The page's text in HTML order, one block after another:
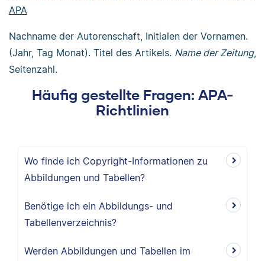
APA
Nachname der Autorenschaft, Initialen der Vornamen.
(Jahr, Tag Monat). Titel des Artikels. Name der Zeitung,
Seitenzahl.
Häufig gestellte Fragen: APA-
Richtlinien
Wo finde ich Copyright-Informationen zu
Abbildungen und Tabellen?
Benötige ich ein Abbildungs- und
Tabellenverzeichnis?
Werden Abbildungen und Tabellen im